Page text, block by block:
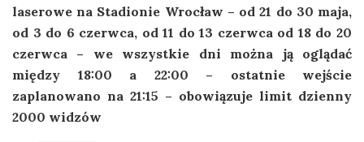
laserowe na Stadionie Wrocław – od 21 do 30 maja,
od 3 do 6 czerwca, od 11 do 13 czerwca od 18 do 20
czerwca – we wszystkie dni można ją oglądać
między 18:00 a 22:00 – ostatnie wejście
zaplanowano na 21:15 – obowiązuje limit dzienny
2000 widzów